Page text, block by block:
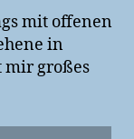
mit offenen
in
mir großes